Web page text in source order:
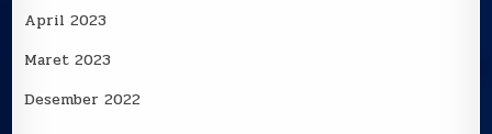
April 2023
Maret 2023
Desember 2022